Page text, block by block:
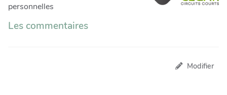
personnelles
Les commentaires
Modifier